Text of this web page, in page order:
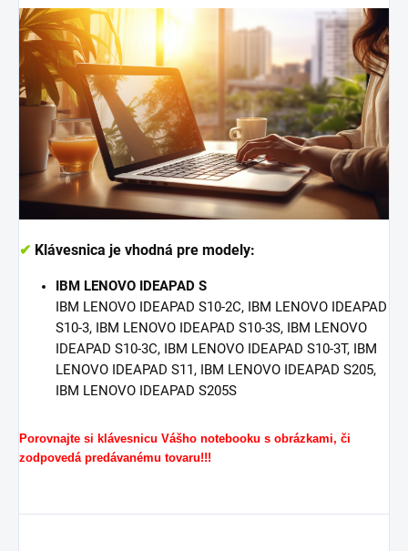
✔ Klávesnica je vhodná pre modely:
IBM LENOVO IDEAPAD S
IBM LENOVO IDEAPAD S10-2C, IBM LENOVO IDEAPAD
S10-3, IBM LENOVO IDEAPAD S10-3S, IBM LENOVO
IDEAPAD S10-3C, IBM LENOVO IDEAPAD S10-3T, IBM
LENOVO IDEAPAD S11, IBM LENOVO IDEAPAD S205,
IBM LENOVO IDEAPAD S205S
Porovnajte si klávesnicu Vášho notebooku s obrázkami, či
zodpovedá predávanému tovaru!!!